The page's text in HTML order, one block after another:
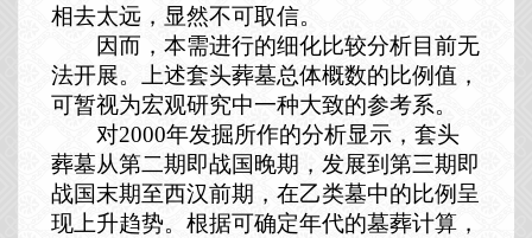
相去太远，显然不可取信。
因而，本需进行的细化比较分析目前无
法开展。上述套头葬墓总体概数的比例值，
可暂视为宏观研究中一种大致的参考系。
对2000年发掘所作的分析显示，套头
葬墓从第二期即战国晚期，发展到第三期即
战国末期至西汉前期，在乙类墓中的比例呈
现上升趋势。根据可确定年代的墓葬计算，